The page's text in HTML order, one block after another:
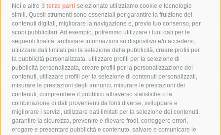
Noi e altre 3 terze parti selezionate utilizziamo cookie e tecnologie
simili. Questi strumenti sono essenziali per garantire la fruizione dei
contenuti digitali, migliorare la navigazione e, previo tuo consenso, per
scopi pubblicitari. Ad esempio, potremmo utilizzare i tuoi dati per le
seguenti finalità: archiviare informazioni su dispositivo e/o accedervi,
utilizzare dati limitati per la selezione della pubblicità, creare profili per
la pubblicità personalizzata, utilizzare profili per la selezione di
pubblicità personalizzata, creare profili per la personalizzazione dei
contenuti, utilizzare profili per la selezione di contenuti personalizzati,
misurare le prestazioni degli annunci, misurare le prestazioni dei
contenuti, comprendere il pubblico attraverso statistiche o la
combinazione di dati provenienti da fonti diverse, sviluppare e
migliorare i servizi, utilizzare dati limitati per la selezione dei contenuti,
garantire la sicurezza, prevenire e rilevare frodi, correggere errori,
erogare e presentare pubblicità e contenuto, salvare e comunicare le
Tag
acqua allerta meteo
anas
area marina protetta di punta campanella
arresto
Asl Napoli 3 sud
capitaneria di porto capri
carabinieri
castellammare di stabia
circumvesuviana
comune di sorrento
concerto
contagi
costiera amalfitana
covid-19 eav
elezioni
fondazione sorrento
gori guardia costiera
incidente